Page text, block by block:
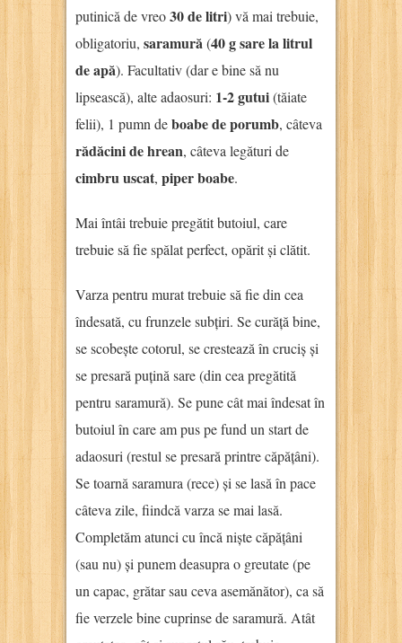
putinică de vreo30 de litri) vă mai trebuie,
obligatoriu, saramură(40 g sare la litrul
de apă). Facultativ (dar e bine să nu
lipsească), alte adaosuri: 1-2 gutui(tăiate
felii), 1 pumn deboabe de porumb, câteva
rădăcini de hrean, câteva legături de
cimbru uscat, piper boabe.
Mai întâi trebuie pregătit butoiul, care
trebuie să fie spălat perfect, opărit și clătit.
Varza pentru murat trebuie să fie din cea
îndesată, cu frunzele subțiri. Se curăță bine,
se scobește cotorul, se crestează în cruciș și
se presară puțină sare (din cea pregătită
pentru saramură). Se pune cât mai îndesat în
butoiul în care am pus pe fund un start de
adaosuri (restul se presară printre căpățâni).
Se toarnă saramura (rece) și se lasă în pace
câteva zile, fiindcă varza se mai lasă.
Completăm atunci cu încă niște căpățâni
(sau nu) și punem deasupra o greutate (pe
un capac, grătar sau ceva asemănător), ca să
fie verzele bine cuprinse de saramură. Atât